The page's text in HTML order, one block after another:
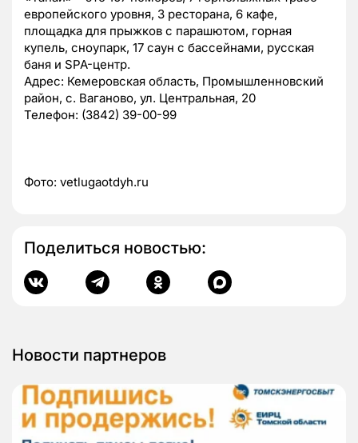
европейского уровня, 3 ресторана, 6 кафе,
площадка для прыжков с парашютом, горная
купель, сноупарк, 17 саун с бассейнами, русская
баня и SPA-центр.
Адрес: Кемеровская область, Промышленновский
район, с. Ваганово, ул. Центральная, 20
Телефон: (3842) 39-00-99
Фото: vetlugaotdyh.ru
Поделиться новостью:
Новости партнеров